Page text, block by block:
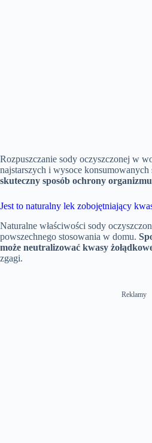
Rozpuszczanie sody oczyszczonej w
najstarszych i wysoce
skuteczny sposób ochrony
Jest to naturalny lek zobojętniający
Naturalne właściwości sody
powszechnego stosowania w domu.
może neutralizować kwasy
zgagi.
Reklamy